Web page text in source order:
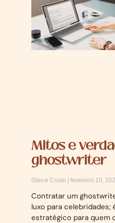
Mitos e
ghostwriter
Gleice Couto fevereiro 10,
Contratar um
luxo para
estratégico para quem